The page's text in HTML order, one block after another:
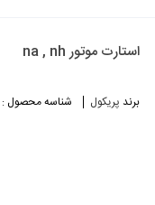
استارت موتور na , nh
برند پریکول شناسه محصول :